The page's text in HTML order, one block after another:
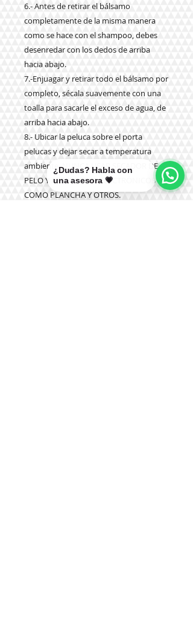
6.- Antes de retirar el bálsamo
completamente de la misma manera
como se hace con el shampoo, debes
desenredar con los dedos de arriba
hacia abajo.
7.-Enjuagar y retirar todo el bálsamo por
completo, sécala suavemente con una
toalla para sacarle el exceso de agua, de
arriba hacia abajo.
8.- Ubicar la peluca sobre el porta
pelucas y dejar secar a temperatura
ambiente. NUNCA USAR SECADOR DE
PELO Y ARTEFACTOS ELECTRÓNICOS
COMO PLANCHA Y OTROS.
¿Dudas? Habla con
una asesora 💗